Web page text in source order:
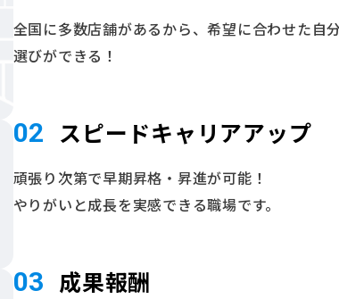
全国に多数店舗があるから、希望に合わせた自
選びができる！
02 スピードキャリアアップ
頑張り次第で早期昇格・昇進が可能！
やりがいと成長を実感できる職場です。
03 成果報酬